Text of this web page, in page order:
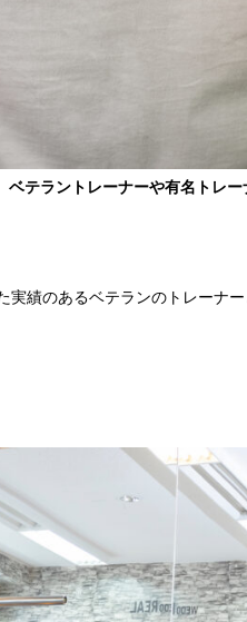
ベテラントレーナーや有名トレ
績のあるベテランのトレーナー